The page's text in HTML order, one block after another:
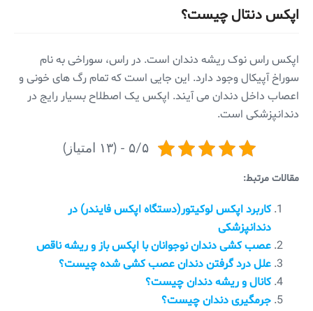
اپکس دنتال چیست؟
اپکس راس نوک ریشه دندان است. در راس، سوراخی به نام
سوراخ آپیکال وجود دارد. این جایی است که تمام رگ های خونی و
اعصاب داخل دندان می آیند. اپکس یک اصطلاح بسیار رایج در
دندانپزشکی است.
۵/۵ - (۱۳ امتیاز)
مقالات مرتبط:
کاربرد اپکس لوکیتور(دستگاه اپکس فایندر) در
دندانپزشکی
عصب کشی دندان نوجوانان با اپکس باز و ریشه ناقص
علل درد گرفتن دندان عصب کشی شده چیست؟
کانال و ریشه دندان چیست؟
جرمگیری دندان چیست؟